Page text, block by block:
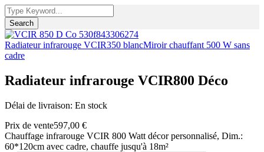
Search
Radiateur infrarouge VCIR350 blancMiroir chauffant 500 W sans
cadre
Radiateur infrarouge VCIR800 Déco
Délai de livraison: En stock
Prix ​​de vente597,00 €
Chauffage infrarouge VCIR 800 Watt décor personnalisé, Dim.:
60*120cm avec cadre, chauffe jusqu'à 18m²